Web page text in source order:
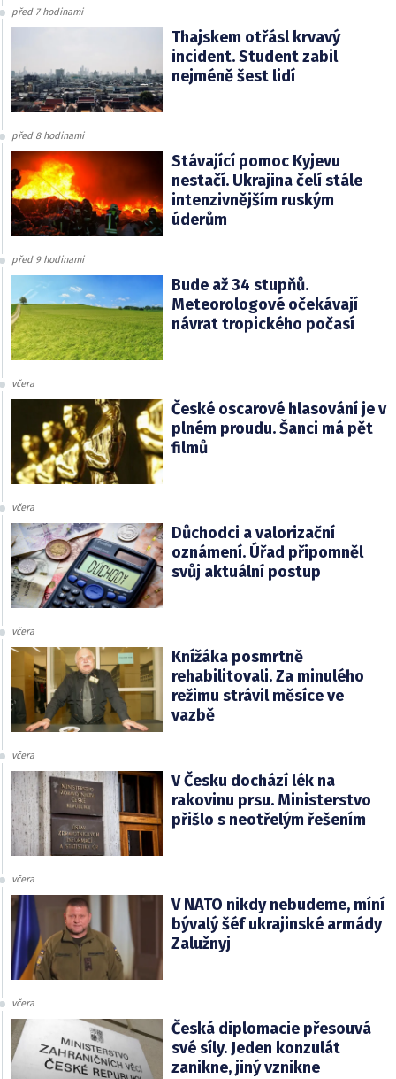
před 7 hodinami
Thajskem otřásl krvavý
incident. Student zabil
nejméně šest lidí
před 8 hodinami
Stávající pomoc Kyjevu
nestačí. Ukrajina čelí stále
intenzivnějším ruským
úderům
před 9 hodinami
Bude až 34 stupňů.
Meteorologové očekávají
návrat tropického počasí
včera
České oscarové hlasování je v
plném proudu. Šanci má pět
filmů
včera
Důchodci a valorizační
oznámení. Úřad připomněl
svůj aktuální postup
včera
Knížáka posmrtně
rehabilitovali. Za minulého
režimu strávil měsíce ve
vazbě
včera
V Česku dochází lék na
rakovinu prsu. Ministerstvo
přišlo s neotřelým řešením
včera
V NATO nikdy nebudeme, míní
bývalý šéf ukrajinské armády
Zalužnyj
včera
Česká diplomacie přesouvá
své síly. Jeden konzulát
zanikne, jiný vznikne